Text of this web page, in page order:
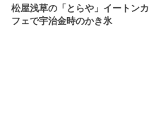
松屋浅草の「とらや」イートンカ
フェで宇治金時のかき氷